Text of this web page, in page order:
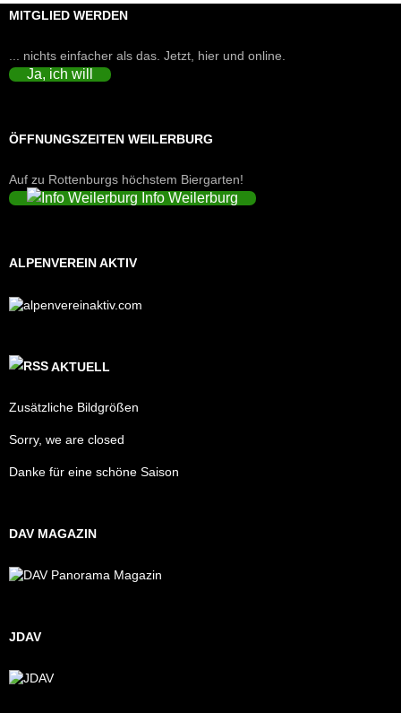
MITGLIED WERDEN
... nichts einfacher als das. Jetzt, hier und online.
Ja, ich will
ÖFFNUNGSZEITEN WEILERBURG
Auf zu Rottenburgs höchstem Biergarten!
Info Weilerburg
ALPENVEREIN AKTIV
AKTUELL
Zusätzliche Bildgrößen
Sorry, we are closed
Danke für eine schöne Saison
DAV MAGAZIN
JDAV